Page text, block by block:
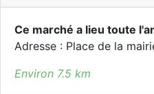
Ce marché a lieu toute
Adresse : Place de la
Environ 7.5 km